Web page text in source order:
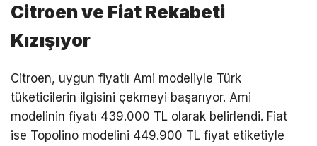
Citroen ve Fiat Rekabeti
Kızışıyor
Citroen, uygun fiyatlı Ami modeliyle Türk
tüketicilerin ilgisini çekmeyi başarıyor. Ami
modelinin fiyatı 439.000 TL olarak belirlendi. Fiat
ise Topolino modelini 449.900 TL fiyat etiketiyle